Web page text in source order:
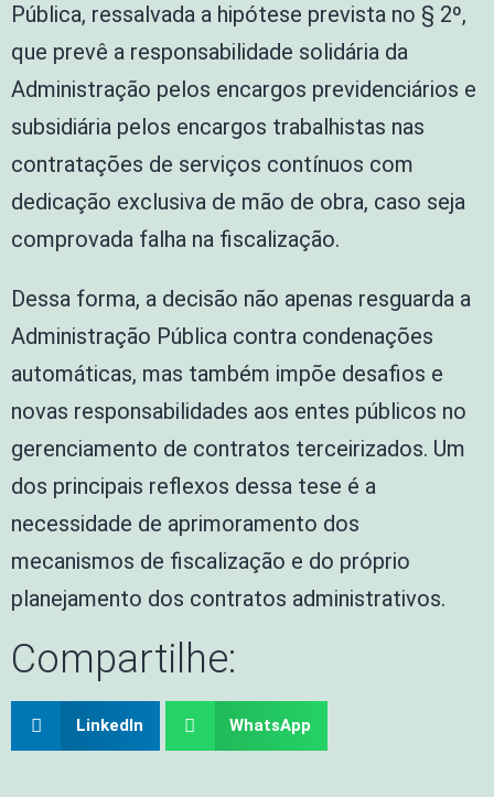
Pública, ressalvada a hipótese prevista no § 2º,
que prevê a responsabilidade solidária da
Administração pelos encargos previdenciários e
subsidiária pelos encargos trabalhistas nas
contratações de serviços contínuos com
dedicação exclusiva de mão de obra, caso seja
comprovada falha na fiscalização.
Dessa forma, a decisão não apenas resguarda a
Administração Pública contra condenações
automáticas, mas também impõe desafios e
novas responsabilidades aos entes públicos no
gerenciamento de contratos terceirizados. Um
dos principais reflexos dessa tese é a
necessidade de aprimoramento dos
mecanismos de fiscalização e do próprio
planejamento dos contratos administrativos.
Compartilhe:
LinkedIn WhatsApp